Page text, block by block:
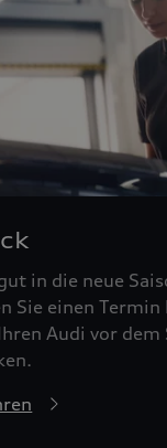
in die neue
Sie einen Termin
Audi vor